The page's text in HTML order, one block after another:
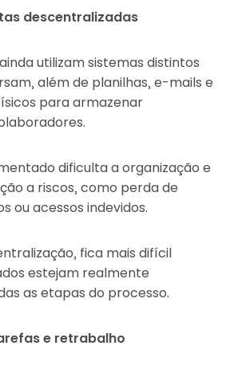
descentralizadas
utilizam sistemas distintos
além de planilhas, e-mails e
para armazenar
dificulta a organização e
a riscos, como perda de
ou acessos indevidos.
fica mais difícil
estejam realmente
as etapas do processo.
e retrabalho